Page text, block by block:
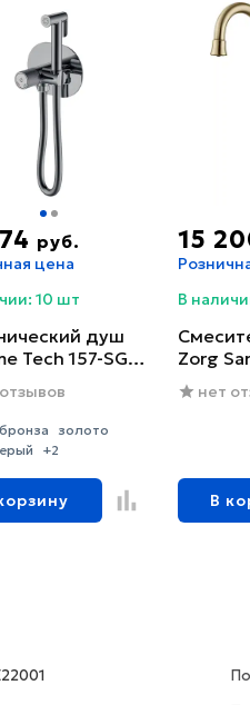
руб.
цена
10 шт
душ
Tech 157-SGM
С
shine gun
бронза
золото
+2
15
В
Zorg
YF-BR
нет
В